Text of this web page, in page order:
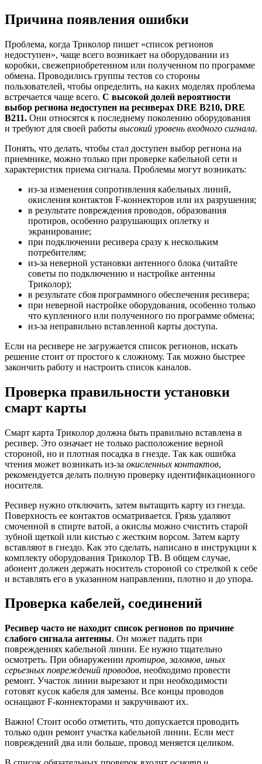
Причина появления ошибки
Проблема, когда Триколор пишет «список регионов
недоступен», чаще всего возникает на оборудовании из
коробки, свежеприобретенном или полученном по программе
обмена. Проводились группы тестов со стороны
пользователей, чтобы определить, на каких моделях проблема
встречается чаще всего. С высокой долей вероятности
выбор региона недоступен на ресиверах DRE B210, DRE
B211. Они относятся к последнему поколению оборудования
и требуют для своей работы высокий уровень входного сигнала.
Понять, что делать, чтобы стал доступен выбор региона на
приемнике, можно только при проверке кабельной сети и
характеристик приема сигнала. Проблемы могут возникать:
из-за изменения сопротивления кабельных линий,
окисления контактов F-коннекторов или их разрушения;
в результате повреждения проводов, образования
протиров, особенно разрушающих оплетку и
экранирование;
при подключении ресивера сразу к нескольким
потребителям;
из-за неверной установки антенного блока (читайте
советы по подключению и настройке антенны
Триколор);
в результате сбоя программного обеспечения ресивера;
при неверной настройке оборудования, особенно только
что купленного или полученного по программе обмена;
из-за неправильно вставленной карты доступа.
Если на ресивере не загружается список регионов, искать
решение стоит от простого к сложному. Так можно быстрее
закончить работу и настроить список каналов.
Проверка правильности установки
смарт карты
Смарт карта Триколор должна быть правильно вставлена в
ресивер. Это означает не только расположение верной
стороной, но и плотная посадка в гнезде. Так как ошибка
чтения может возникать из-за окисленных контактов,
рекомендуется делать полную проверку идентификационного
носителя.
Ресивер нужно отключить, затем вытащить карту из гнезда.
Поверхность ее контактов осматривается. Грязь удаляют
смоченной в спирте ватой, а окислы можно счистить старой
зубной щеткой или кистью с жестким ворсом. Затем карту
вставляют в гнездо. Как это сделать, написано в инструкции к
комплекту оборудования Триколор ТВ. В общем случае,
абонент должен держать носитель стороной со стрелкой к себе
и вставлять его в указанном направлении, плотно и до упора.
Проверка кабелей, соединений
Ресивер часто не находит список регионов по причине
слабого сигнала антенны. Он может падать при
повреждениях кабельной линии. Ее нужно тщательно
осмотреть. При обнаружении протиров, заломов, иных
серьезных повреждений проводов, необходимо провести
ремонт. Участок линии вырезают и при необходимости
готовят кусок кабеля для замены. Все концы проводов
оснащают F-коннекторами и закручивают их.
Важно! Стоит особо отметить, что допускается проводить
только один ремонт участка кабельной линии. Если мест
повреждений два или больше, провод меняется целиком.